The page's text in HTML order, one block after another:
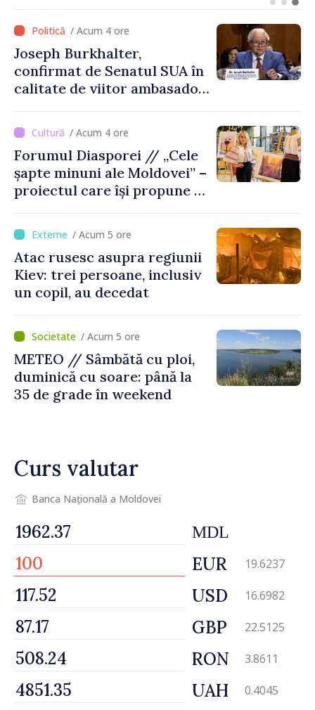
/ Acum 4 ore
Joseph Burkhalter,
confirmat de Senatul SUA în
calitate de viitor ambasador
/ Acum 4 ore
Forumul Diasporei // „Cele
șapte minuni ale Moldovei” –
proiectul care își propune să
de țara de origine
/ Acum 5 ore
Atac rusesc asupra regiunii
Kiev: trei persoane, inclusiv
un copil, au decedat
/ Acum 5 ore
METEO // Sâmbătă cu ploi,
duminică cu soare: până la
35 de grade în weekend
Curs valutar
Banca Națională a Moldovei
MDL
EUR 19.6237
USD 16.6982
GBP 22.5125
RON 3.8611
UAH 0.4045